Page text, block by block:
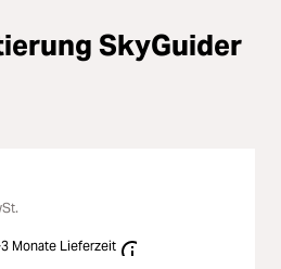
SkyGuider
Monate Lieferzeit